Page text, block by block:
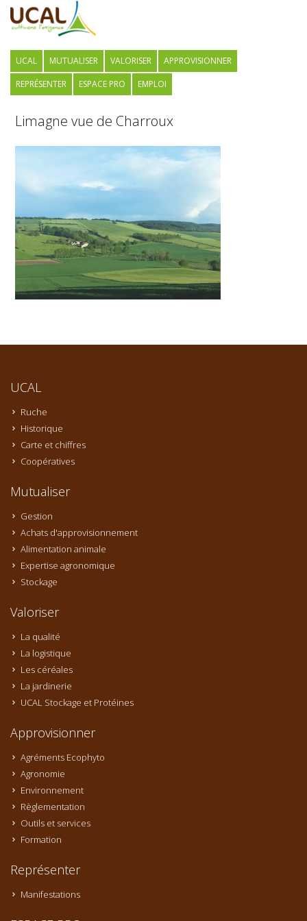
UCAL MUTUALISER VALORISER
APPROVISIONNER
REPRÉSENTER
ESPACE PRO EMPLOI
Limagne vue de Charroux
UCAL
Ruche
Historique
Carte et chiffres
Coopératives
Mutualiser
Gestion
Achats d'approvisionnement
Alimentation animale
Expertise agronomique
Stockage
Valoriser
La qualité
La logistique
Les céréales
La jardinerie
UCAL Stockage et Protéines
Approvisionner
Agréments Ecophyto
Agronomie
Environnement
Règlementation
Outils et services
Formation
Représenter
Manifestations